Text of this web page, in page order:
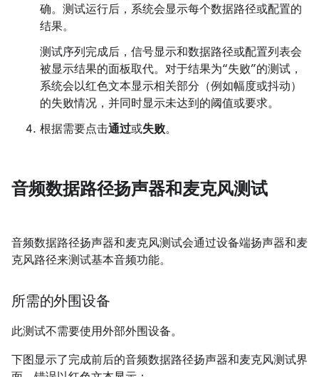
确。测试运行后，系统会显示每个数据路径或配置的
结果。
测试序列完成后，信号显示和数据路径或配置列表会
被显示结果的面板取代。对于结果为“失败”的测试，
系统会以红色文本显示相关部分（例如幅度或抖动）
的失败情况，并同时显示未达到的阈值或要求。
根据需要点击通过或失败。
音频数据路径扬声器和麦克风测试
音频数据路径扬声器和麦克风测试会通过设备端扬声器和麦
克风路径来测试基本音频功能。
所需的外围设备
此测试不需要使用外部外围设备。
下图显示了完成前后的音频数据路径扬声器和麦克风测试界